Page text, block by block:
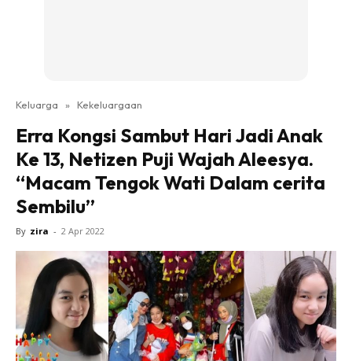
Keluarga » Kekeluargaan
Erra Kongsi Sambut Hari Jadi Anak
Ke 13, Netizen Puji Wajah Aleesya.
“Macam Tengok Wati Dalam cerita
Sembilu”
By zira - 2 Apr 2022